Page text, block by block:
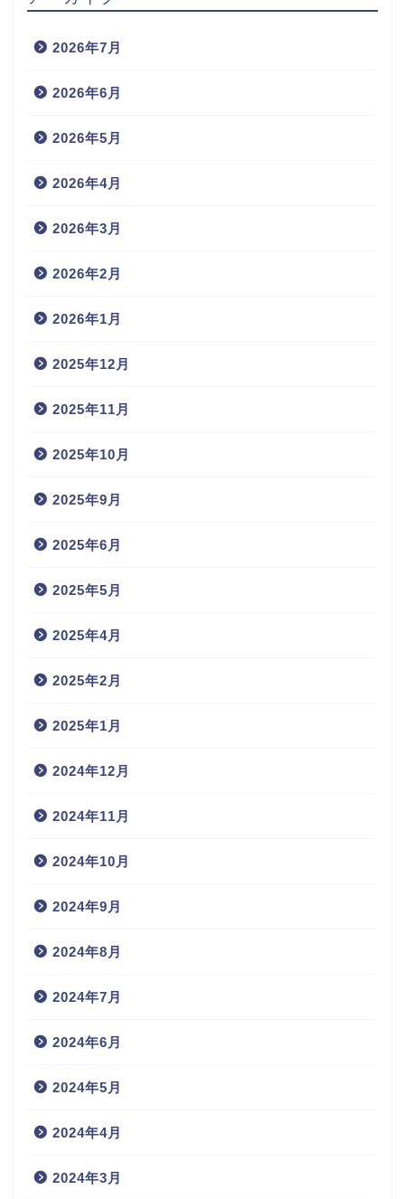
2026年7月
2026年6月
2026年5月
2026年4月
2026年3月
2026年2月
2026年1月
2025年12月
2025年11月
2025年10月
2025年9月
2025年6月
2025年5月
2025年4月
2025年2月
2025年1月
2024年12月
2024年11月
2024年10月
2024年9月
2024年8月
2024年7月
2024年6月
2024年5月
2024年4月
2024年3月